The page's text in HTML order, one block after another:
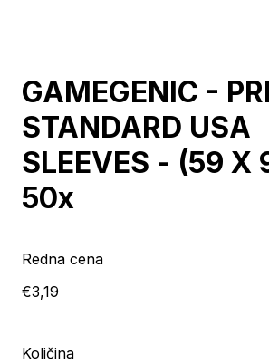
GAMEGENIC -
STANDARD USA
SLEEVES - (59 X
50x
Redna cena
€3,19
Količina